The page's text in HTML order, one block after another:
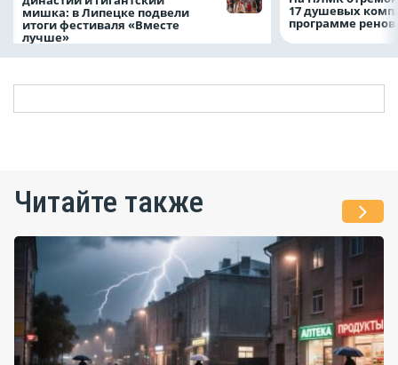
мишка: в Липецке подвели
итоги фестиваля «Вместе
лучше»
17 душевых
программе
Читайте также